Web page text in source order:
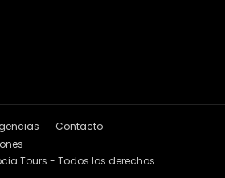
Contacto
Tours - Todos los derechos